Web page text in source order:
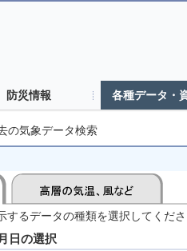
防災情報 各種データ・
の気象データ検索
するデータの種類を選択してくだ
日の選択